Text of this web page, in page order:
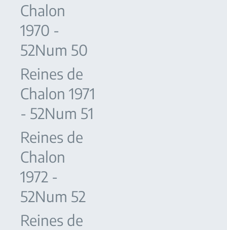
Chalon
1970 -
52Num 50
Reines de
Chalon 1971
- 52Num 51
Reines de
Chalon
1972 -
52Num 52
Reines de